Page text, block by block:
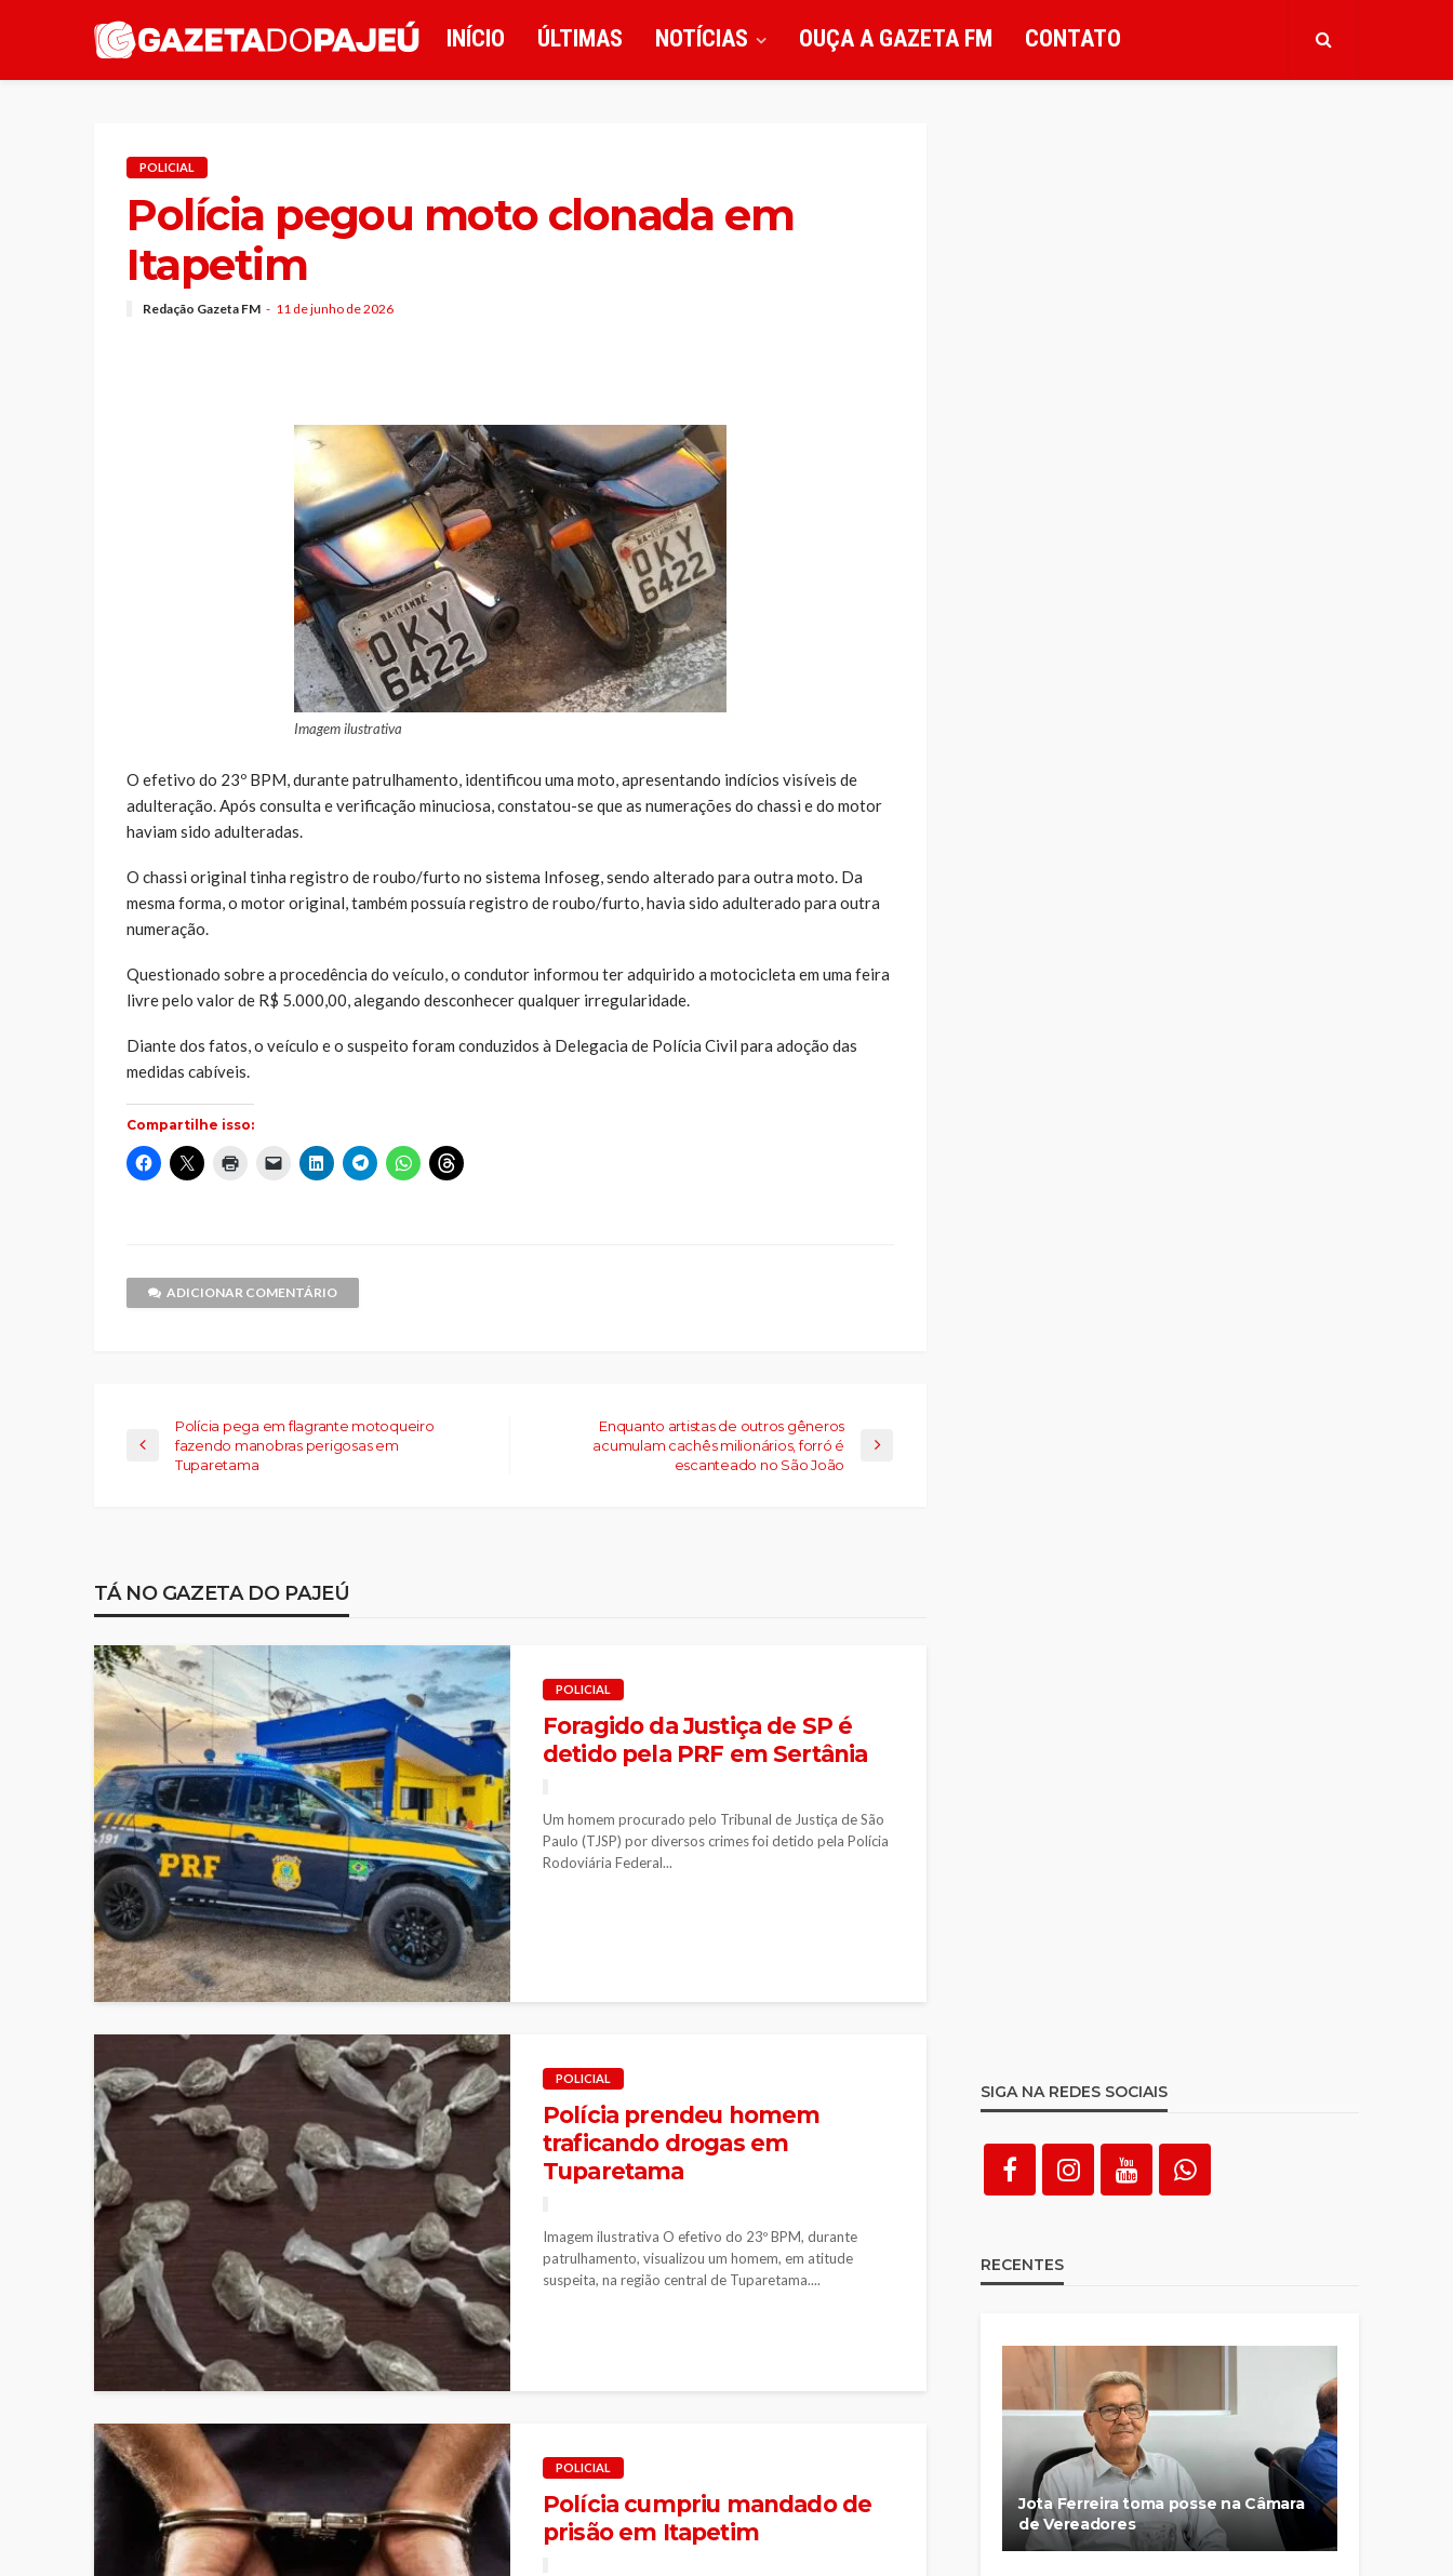
INÍCIO ÚLTIMAS NOTÍCIAS OUÇA A GAZETA FM CONTATO
POLICIAL
Polícia pegou moto clonada em
Itapetim
Redação Gazeta FM 11 de junho de 2026
Imagem ilustrativa
O efetivo do 23º BPM, durante patrulhamento, identificou uma moto, apresentando indícios visíveis de
adulteração. Após consulta e verificação minuciosa, constatou-se que as numerações do chassi e do motor
haviam sido adulteradas.
O chassi original tinha registro de roubo/furto no sistema Infoseg, sendo alterado para outra moto. Da
mesma forma, o motor original, também possuía registro de roubo/furto, havia sido adulterado para outra
numeração.
Questionado sobre a procedência do veículo, o condutor informou ter adquirido a motocicleta em uma feira
livre pelo valor de R$ 5.000,00, alegando desconhecer qualquer irregularidade.
Diante dos fatos, o veículo e o suspeito foram conduzidos à Delegacia de Polícia Civil para adoção das
medidas cabíveis.
Compartilhe isso:
Clique
para
Clique
para
Clique
para
Clique
para
um
amigo(abre
em
Clique
para
Clique
para
Clique
para
Clique
para
ADICIONAR COMENTÁRIO
Polícia pega em flagrante motoqueiro
fazendo manobras perigosas em
Tuparetama
Enquanto artistas de outros gêneros
acumulam cachês milionários, forró é
escanteado no São João
TÁ NO GAZETA DO PAJEÚ
POLICIAL
Foragido da Justiça de SP é
detido pela PRF em Sertânia
Um homem procurado pelo Tribunal de Justiça de São
Paulo (TJSP) por diversos crimes foi detido pela Polícia
Rodoviária Federal...
POLICIAL
Polícia prendeu homem
traficando drogas em
Tuparetama
Imagem ilustrativa O efetivo do 23º BPM, durante
patrulhamento, visualizou um homem, em atitude
suspeita, na região central de Tuparetama....
POLICIAL
Polícia cumpriu mandado de
prisão em Itapetim
SIGA NA REDES SOCIAIS
RECENTES
Jota Ferreira toma posse na Câmara
de Vereadores